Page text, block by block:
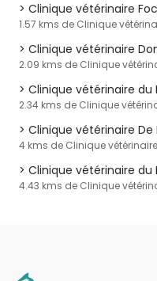
Clinique vétérinaire
1.57 kms de Clinique
Clinique vétérinaire
2.09 kms de Clinique
Clinique vétérinaire
2.34 kms de Clinique
Clinique vétérinaire
4 kms de Clinique
Clinique vétérinaire du
4.43 kms de Clinique